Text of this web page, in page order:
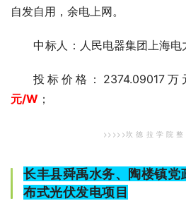
自发自用，余电上网。
中标人 ：人民电器集团上海
投标价格：2374.09017万
元/W ；
>>>>>坎 德 拉 学 院
长丰县舜禹水务、陶楼镇党
布式光伏发电项目